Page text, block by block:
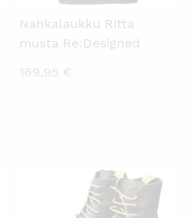
Nahkalaukku Ritta
musta Re:Designed
169,95 €
KATSO PIKANÄKYMÄ